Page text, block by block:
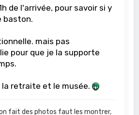
de l'arrivée, pour savoir si y
baston.
mais pas
pour que je la supporte
la retraite et le musée.
fait des photos faut les montrer,